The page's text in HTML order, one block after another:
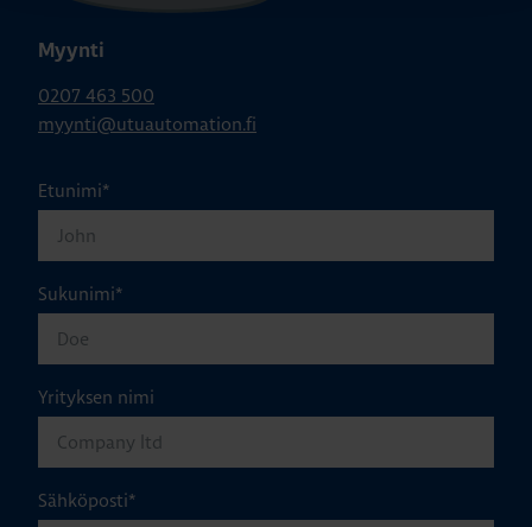
Myynti
0207 463 500
myynti@utuautomation.fi
Etunimi*
Sukunimi*
Yrityksen nimi
Sähköposti*